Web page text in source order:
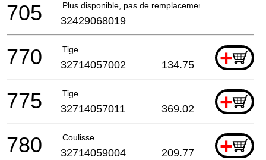
Plus disponible, pas de remplacement
705 32429068019
Tige +
770 32714057002 134.75
Tige +
775 32714057011 369.02
Coulisse +
780 32714059004 209.77